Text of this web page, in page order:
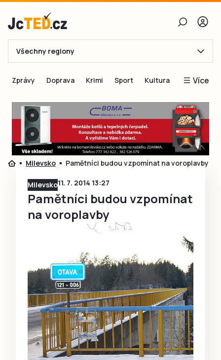
E-mail
Obnovit heslo
Přihlásit se
Přihlásit se přes Facebook
Ještě nemám účet, chci se
Všechny regiony
Zprávy Doprava Krimi Sport Kultura Více
Blogy
Inspirace
Čtenáři píší
Speciální přílohy
Inzerce
Milevsko Pamětníci budou vzpomínat na voroplavby
Milevsko11. 7. 2014 13:27
Pamětníci budou vzpomínat
na voroplavby